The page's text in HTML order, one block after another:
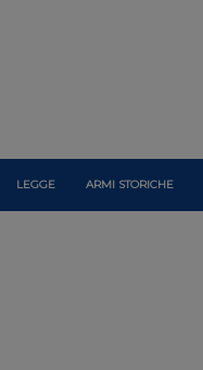
LEGGE ARMI STORICHE